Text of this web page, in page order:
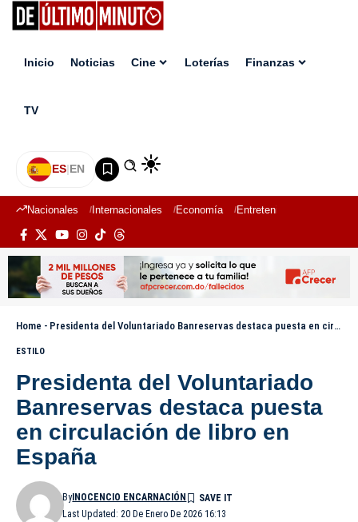
Inicio Noticias Cine Loterías Finanzas
TV
ES|EN
Nacionales Internacionales Economía Entretenimiento
Home - Presidenta del Voluntariado Banreservas destaca puesta en circulación de libro en España
ESTILO
Presidenta del Voluntariado
Banreservas destaca puesta
en circulación de libro en
España
Last Updated: 20 De Enero De 2026 16:13
ByINOCENCIO ENCARNACIÓN